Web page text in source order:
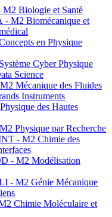
Biologie et Santé
M2 Biomécanique et
en Physique
Cyber Physique
Science
Mécanique des Fluides
Instruments
des Hautes
Physique par Recherche
- M2 Chimie des
- M2 Modélisation
- M2 Génie Mécanique
Chimie Moléculaire et